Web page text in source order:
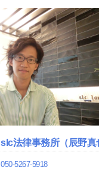
slc法律事務所（辰野真
050-5267-5918